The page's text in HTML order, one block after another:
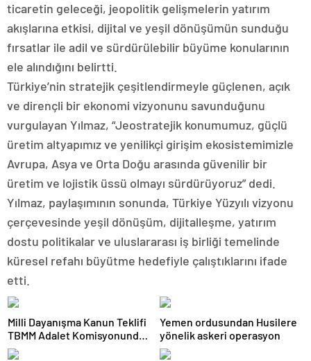
ticaretin geleceği, jeopolitik gelişmelerin yatırım
akışlarına etkisi, dijital ve yeşil dönüşümün sunduğu
fırsatlar ile adil ve sürdürülebilir büyüme konularının
ele alındığını belirtti.
Türkiye’nin stratejik çeşitlendirmeyle güçlenen, açık
ve dirençli bir ekonomi vizyonunu savunduğunu
vurgulayan Yılmaz, “Jeostratejik konumumuz, güçlü
üretim altyapımız ve yenilikçi girişim ekosistemimizle
Avrupa, Asya ve Orta Doğu arasında güvenilir bir
üretim ve lojistik üssü olmayı sürdürüyoruz” dedi.
Yılmaz, paylaşımının sonunda, Türkiye Yüzyılı vizyonu
çerçevesinde yeşil dönüşüm, dijitalleşme, yatırım
dostu politikalar ve uluslararası iş birliği temelinde
küresel refahı büyütme hedefiyle çalıştıklarını ifade
etti.
Milli Dayanışma Kanun Teklifi
TBMM Adalet Komisyonunda
kabul edildi
Yemen ordusundan Husilere
yönelik askeri operasyon